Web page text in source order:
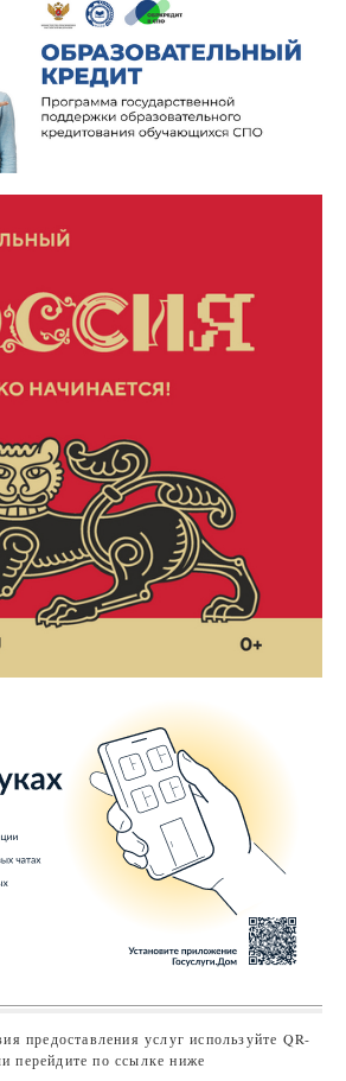
предоставления услуг используйте QR-
перейдите по ссылке ниже